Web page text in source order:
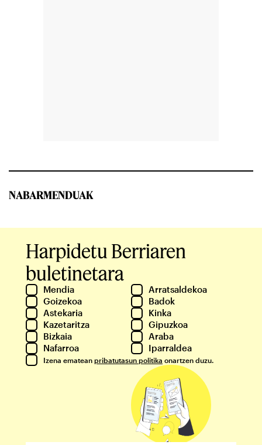
NABARMENDUAK
Harpidetu Berriaren
buletinetara
Mendia
Arratsaldekoa
Goizekoa
Badok
Astekaria
Kinka
Kazetaritza
Gipuzkoa
Bizkaia
Araba
Nafarroa
Iparraldea
Izena ematean pribatutasun politika onartzen duzu.